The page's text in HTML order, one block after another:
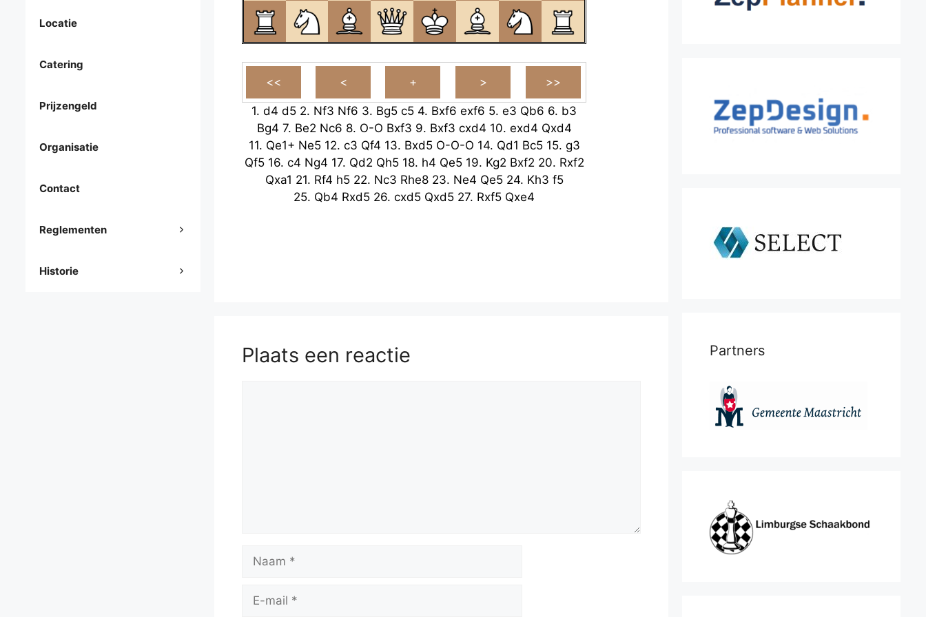
1. d4 d5 2. Nf3 Nf6 3. Bg5 c5 4. Bxf6 exf6 5. e3 Qb6 6. b3
Bg4 7. Be2 Nc6 8. O-O Bxf3 9. Bxf3 cxd4 10. exd4 Qxd4
11. Qe1+ Ne5 12. c3 Qf4 13. Bxd5 O-O-O 14. Qd1 Bc5 15. g3
Qf5 16. c4 Ng4 17. Qd2 Qh5 18. h4 Qe5 19. Kg2 Bxf2 20. Rxf2
Qxa1 21. Rf4 h5 22. Nc3 Rhe8 23. Ne4 Qe5 24. Kh3 f5
25. Qb4 Rxd5 26. cxd5 Qxd5 27. Rxf5 Qxe4
Plaats een reactie
mail
Locatie
Catering
Prijzengeld
Organisatie
Contact
Reglementen
Historie
Partners